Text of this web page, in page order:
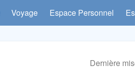
Voyage Espace Personnel
Dernière